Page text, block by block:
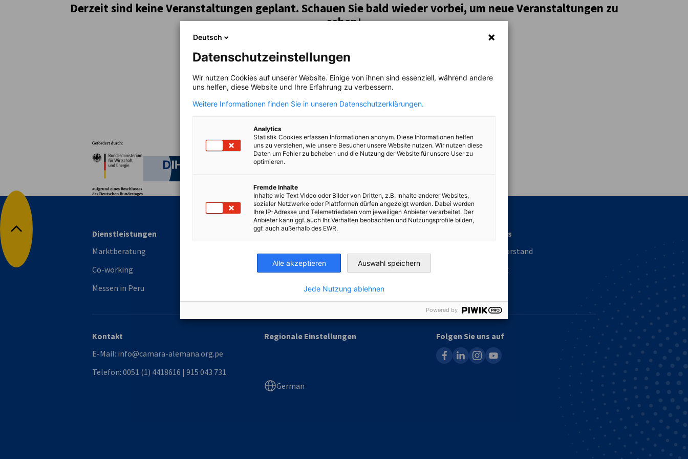
Derzeit sind keine Veranstaltungen geplant. Schauen Sie bald wieder vorbei, um neue Veranstaltungen zu
sehen!
Bundesministerium für Wirtschaft und Energie
Deutsche Industrie- und Handelskammer
Industrie- und Handelskammer
Nach oben
Dienstleistungen
Marktberatung
Co-working
Messen in Peru
Mitgliedschaft
Mitglied werden
Vorteile der Mitgliedschaft
Ausschüsse & Arbeitsgruppen
All Events
Sponsor werden
Event Management
Über uns
Unser Vorstand
Kontakt
Kontakt
E-Mail: info@camara-alemana.org.pe
Telefon: 0051 (1) 4418616 | 915 043 731
Regionale Einstellungen
German
Folgen Sie uns auf
facebooklinkedininstagram
youtube
Deutsch
Datenschutzeinstellungen
Wir nutzen Cookies auf unserer Website. Einige von ihnen sind essenziell, während andere
uns helfen, diese Website und Ihre Erfahrung zu verbessern.
Weitere Informationen finden Sie in unseren Datenschutzerklärungen.
Analytics
Statistik Cookies erfassen Informationen anonym. Diese Informationen helfen
uns zu verstehen, wie unsere Besucher unsere Website nutzen. Wir nutzen diese
Daten um Fehler zu beheben und die Nutzung der Website für unsere User zu
optimieren.
Fremde Inhalte
Inhalte wie Text Video oder Bilder von Dritten, z.B. Inhalte anderer Websites,
sozialer Netzwerke oder Plattformen dürfen angezeigt werden. Dabei werden
Ihre IP-Adresse und Telemetriedaten vom jeweiligen Anbieter verarbeitet. Der
Anbieter kann ggf. auch Ihr Verhalten beobachten und Nutzungsprofile bilden,
ggf. auch außerhalb des EWR.
Alle akzeptieren Auswahl speichern
Jede Nutzung ablehnen
Powered by